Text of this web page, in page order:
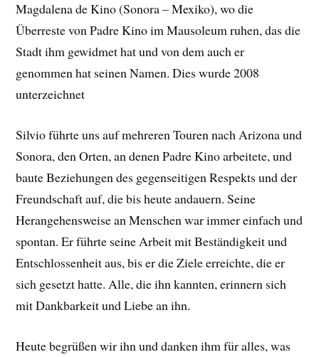
Magdalena de Kino (Sonora – Mexiko), wo die
Überreste von Padre Kino im Mausoleum ruhen, das die
Stadt ihm gewidmet hat und von dem auch er
genommen hat seinen Namen. Dies wurde 2008
unterzeichnet
Silvio führte uns auf mehreren Touren nach Arizona und
Sonora, den Orten, an denen Padre Kino arbeitete, und
baute Beziehungen des gegenseitigen Respekts und der
Freundschaft auf, die bis heute andauern. Seine
Herangehensweise an Menschen war immer einfach und
spontan. Er führte seine Arbeit mit Beständigkeit und
Entschlossenheit aus, bis er die Ziele erreichte, die er
sich gesetzt hatte. Alle, die ihn kannten, erinnern sich
mit Dankbarkeit und Liebe an ihn.
Heute begrüßen wir ihn und danken ihm für alles, was